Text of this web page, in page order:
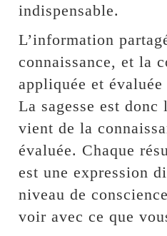
indispensable.
L’information
connaissance, et la
appliquée et
La sagesse est donc
vient de la
évaluée. Chaque
est une expression
niveau de
voir avec ce que